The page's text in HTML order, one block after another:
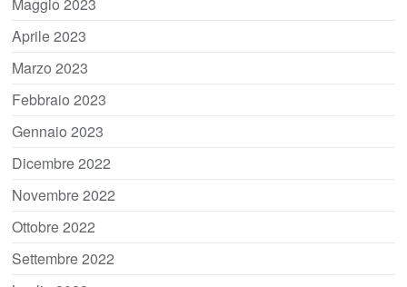
Aprile 2023
Marzo 2023
Febbraio 2023
Gennaio 2023
Dicembre 2022
Novembre 2022
Ottobre 2022
Settembre 2022